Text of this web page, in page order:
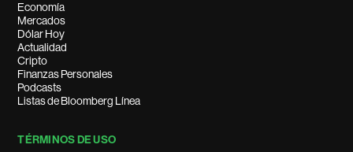
Economía
Mercados
Dólar Hoy
Actualidad
Cripto
Finanzas Personales
Podcasts
Listas de Bloomberg Línea
TÉRMINOS DE USO